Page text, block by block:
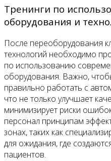
Тренинги по
оборудования и
После переоборудования
технологий необходимо
по использованию
оборудования. Важно,
правильно работать с
что не только улучшает
минимизирует риски
персонал принципам
зонах, таких как
для ожидания, где
пациентов.